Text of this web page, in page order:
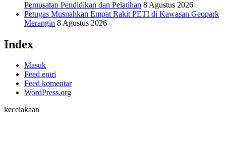
Pemusatan Pendidikan dan Pelatihan 8 Agustus 2026
Petugas Musnahkan Empat Rakit PETI di Kawasan Geopark
Merangin 8 Agustus 2026
Index
Masuk
Feed entri
Feed komentar
WordPress.org
kecelakaan